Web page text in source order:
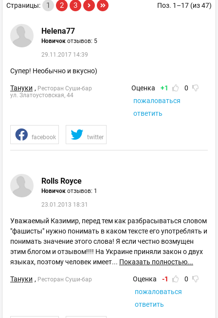
Поз. 1–17 (из 47)
Страницы: 1 2 3
Helena77
Новичок отзывов: 5
29.11.2017 14:39
Супер! Необычно и вкусно)
Тануки , Ресторан Суши-бар
ул. Златоустовская, 44
Оценка +1
0
пожаловаться
ответить
facebook twitter
Rolls Royce
Новичок отзывов: 1
23.01.2013 18:31
Уважаемый Казимир, перед тем как разбрасываться словом
"фашисты" нужно понимать в каком тексте его употреблять и
понимать значение этого слова! Я если честно возмущен
этим блогом и отзывом!!!! На Украине приняли закон о двух
языках, поэтому человек имеет... Показать полностью...
Тануки , Ресторан Суши-бар Оценка -1
0
пожаловаться
ответить